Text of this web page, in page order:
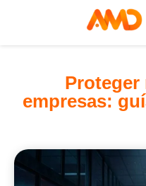
Proteger
empresas: